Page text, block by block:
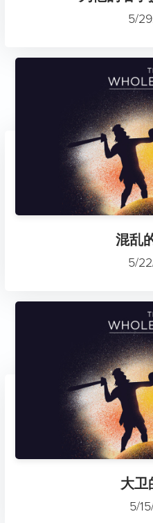
5/
混乱
5/
大卫
5/